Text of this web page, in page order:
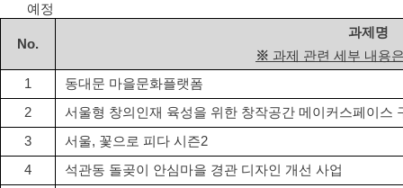
예정
No.
과제명
※ 과제 관련 세부 내용
1
동대문 마을문화플랫폼
2
서울형 창의인재 육성을 위한 창작공간 메이커스페이스
3
서울, 꽃으로 피다 시즌2
4
석관동 돌곶이 안심마을 경관 디자인 개선 사업